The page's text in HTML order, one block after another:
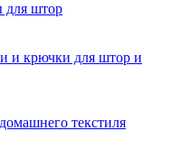
для штор
и крючки для штор и
текстиля